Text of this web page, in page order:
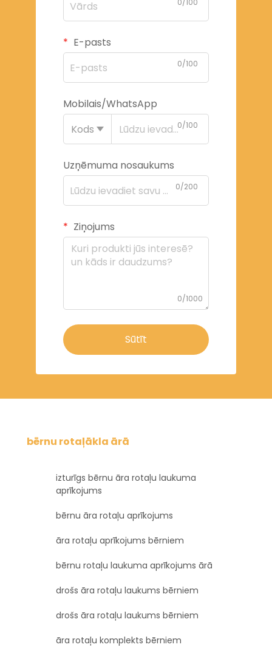
0/100
E-pasts
0/100
Mobilais/WhatsApp
Kods
0/100
Uzņēmuma nosaukums
0/200
Ziņojums
0/1000
Sūtīt
bērnu rotaļākla ārā
izturīgs bērnu āra rotaļu laukuma
aprīkojums
bērnu āra rotaļu aprīkojums
āra rotaļu aprīkojums bērniem
bērnu rotaļu laukuma aprīkojums ārā
drošs āra rotaļu laukums bērniem
drošs āra rotaļu laukums bērniem
āra rotaļu komplekts bērniem